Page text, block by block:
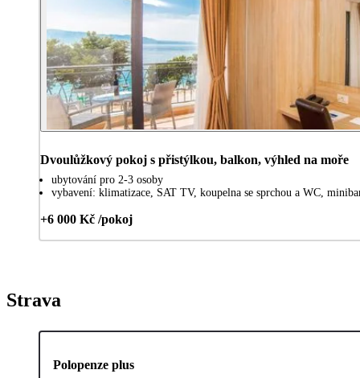
Dvoulůžkový pokoj s přistýlkou, balkon, výhled na moře
ubytování pro 2-3 osoby
vybavení: klimatizace, SAT TV, koupelna se sprchou a WC,
+6 000 Kč /pokoj
Strava
Polopenze plus